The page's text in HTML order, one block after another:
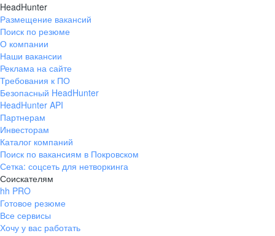
HeadHunter
Размещение вакансий
Поиск по резюме
О компании
Наши вакансии
Реклама на сайте
Требования к ПО
Безопасный HeadHunter
HeadHunter API
Партнерам
Инвесторам
Каталог компаний
Поиск по вакансиям в Покровском
Сетка: соцсеть для нетворкинга
Соискателям
hh PRO
Готовое резюме
Все сервисы
Хочу у вас работать